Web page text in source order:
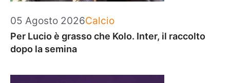
05 Agosto 2026Categorie
Calcio
Per Lucio è grasso che Kolo. Inter, il raccolto
dopo la semina